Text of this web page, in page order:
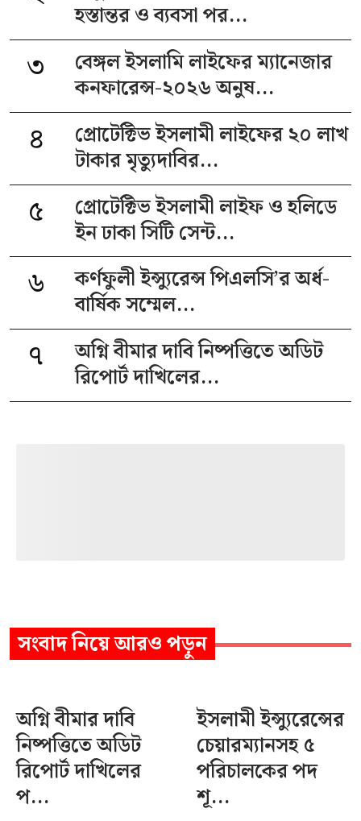
হস্তান্তর ও ব্যবসা পর...
৩
বেঙ্গল ইসলামি লাইফের ম্যানেজার
কনফারেন্স-২০২৬ অনুষ...
৪
প্রোটেক্টিভ ইসলামী লাইফের ২০ লাখ
টাকার মৃত্যুদাবির...
৫
প্রোটেক্টিভ ইসলামী লাইফ ও হলিডে
ইন ঢাকা সিটি সেন্ট...
৬
কর্ণফুলী ইন্স্যুরেন্স পিএলসি’র অর্ধ-
বার্ষিক সম্মেল...
৭
অগ্নি বীমার দাবি নিষ্পত্তিতে অডিট
রিপোর্ট দাখিলের...
সংবাদনিয়ে আরও পড়ুন
অগ্নি বীমার দাবি
নিষ্পত্তিতে অডিট
রিপোর্ট দাখিলের
প...
ইসলামী ইন্স্যুরেন্সের
চেয়ারম্যানসহ ৫
পরিচালকের পদ
শূ...